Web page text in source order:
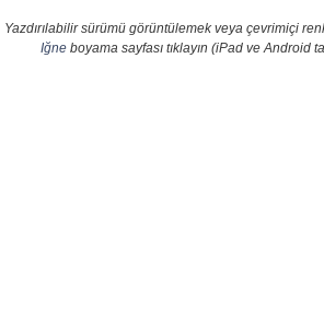
Yazdırılabilir sürümü görüntülemek veya çevrimiçi
Iğneboyama sayfası tıklayın (iPad ve Android